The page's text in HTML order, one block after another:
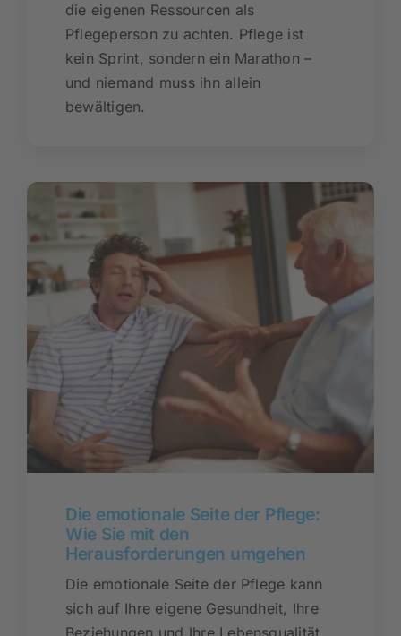
die eigenen Ressourcen als
Pflegeperson zu achten. Pflege ist
kein Sprint, sondern ein Marathon –
und niemand muss ihn allein
bewältigen.
Die emotionale Seite der Pflege:
Wie Sie mit den
Herausforderungen umgehen
Die emotionale Seite der Pflege kann
sich auf Ihre eigene Gesundheit, Ihre